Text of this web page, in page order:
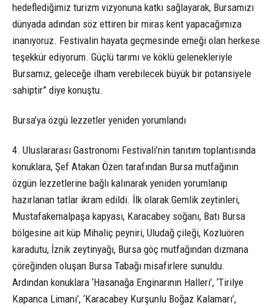
hedeflediğimiz turizm vizyonuna katkı sağlayarak, Bursamızı
dünyada adından söz ettiren bir miras kent yapacağımıza
inanıyoruz. Festivalin hayata geçmesinde emeği olan herkese
teşekkür ediyorum. Güçlü tarımı ve köklü gelenekleriyle
Bursamız, geleceğe ilham verebilecek büyük bir potansiyele
sahiptir” diye konuştu.
Bursa’ya özgü lezzetler yeniden yorumlandı
4. Uluslararası Gastronomi Festivali’nin tanıtım toplantısında
konuklara, Şef Atakan Özen tarafından Bursa mutfağının
özgün lezzetlerine bağlı kalınarak yeniden yorumlanıp
hazırlanan tatlar ikram edildi. İlk olarak Gemlik zeytinleri,
Mustafakemalpaşa kapyası, Karacabey soğanı, Batı Bursa
bölgesine ait küp Mihaliç peyniri, Uludağ çileği, Kozluören
karadutu, İznik zeytinyağı, Bursa göç mutfağından dızmana
çöreğinden oluşan Bursa Tabağı misafirlere sunuldu.
Ardından konuklara ‘Hasanağa Enginarının Halleri’, ‘Tirilye
Kapanca Limanı’, ‘Karacabey Kurşunlu Boğaz Kalamarı’,